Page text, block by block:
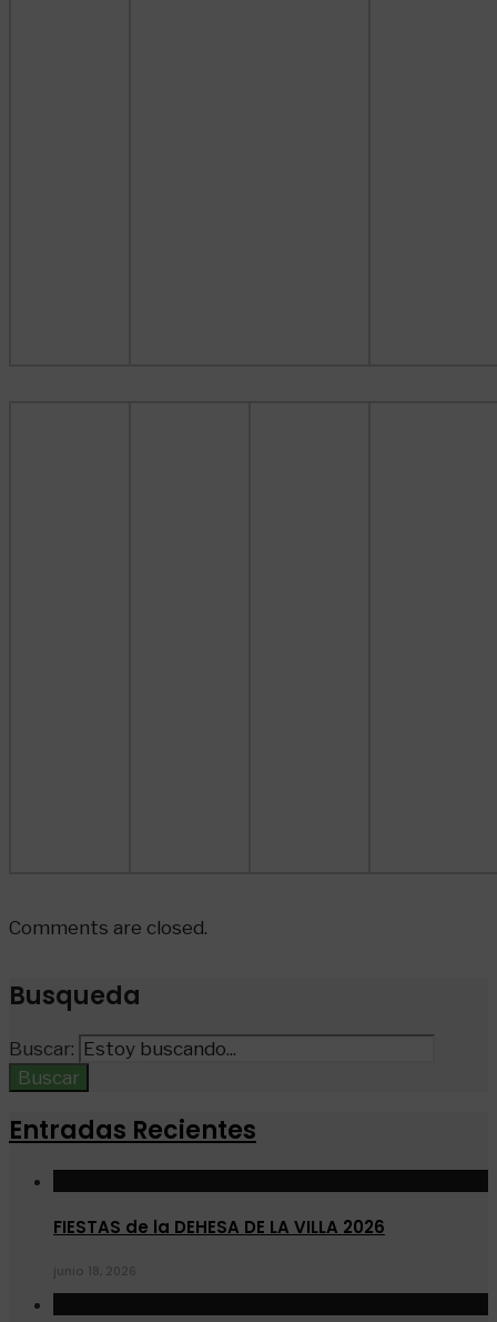
Comments are closed.
Busqueda
Buscar:
Buscar
Entradas Recientes
FIESTAS de la DEHESA DE LA VILLA 2026
junio 18, 2026